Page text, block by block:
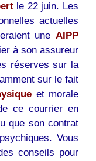
le 22 juin. Les
actuelles
une AIPP
à son assureur
réserves sur la
sur le fait
et morale
ce courrier en
que son contrat
Vous
conseils pour